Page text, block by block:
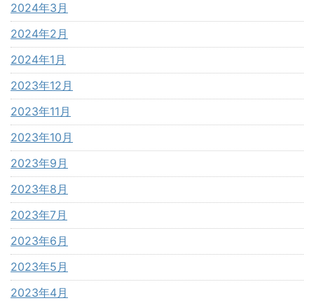
2024年3月
2024年2月
2024年1月
2023年12月
2023年11月
2023年10月
2023年9月
2023年8月
2023年7月
2023年6月
2023年5月
2023年4月